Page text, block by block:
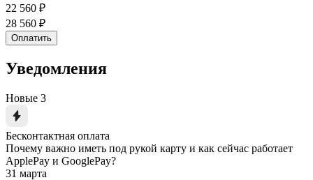
22 560 ₽
28 560 ₽
Оплатить
Уведомления
Новые 3
Бесконтактная оплата
Почему важно иметь под рукой карту и как сейчас работает
ApplePay и GooglePay?
31 марта